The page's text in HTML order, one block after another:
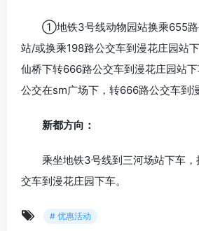
①地铁3号线动物园站换乘655路
站/或换乘198路公交车到漫花庄园
仙桥下转666路公交车到漫花庄园站
公交在sm广场下，转666路公交车到
新都方向：
乘坐地铁3号线到三河场站下车，
交车到漫花庄园下车。
# 优惠活动